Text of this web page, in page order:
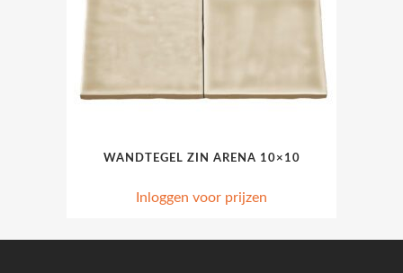
WANDTEGEL ZIN ARENA 10×10
Inloggen voor prijzen